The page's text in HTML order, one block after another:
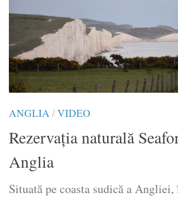
ANGLIA/VIDEO
Rezervația naturală
Anglia
Situată pe coasta sudică a